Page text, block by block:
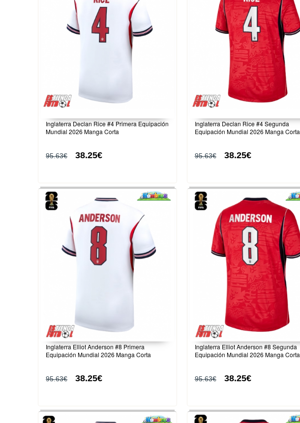
Inglaterra Declan Rice #4 Primera Equipación
Mundial 2026 Manga Corta
95.63€ 38.25€
Inglaterra Declan Rice #4 Segunda
Equipación Mundial 2026 Manga Corta
95.63€ 38.25€
Inglaterra Elliot Anderson #8 Primera
Equipación Mundial 2026 Manga Corta
95.63€ 38.25€
Inglaterra Elliot Anderson #8 Segunda
Equipación Mundial 2026 Manga Corta
95.63€ 38.25€